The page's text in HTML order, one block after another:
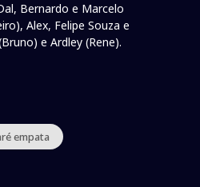
Bernardo e Marcelo
Alex, Felipe Souza e
e Ardley (Rene).
empata